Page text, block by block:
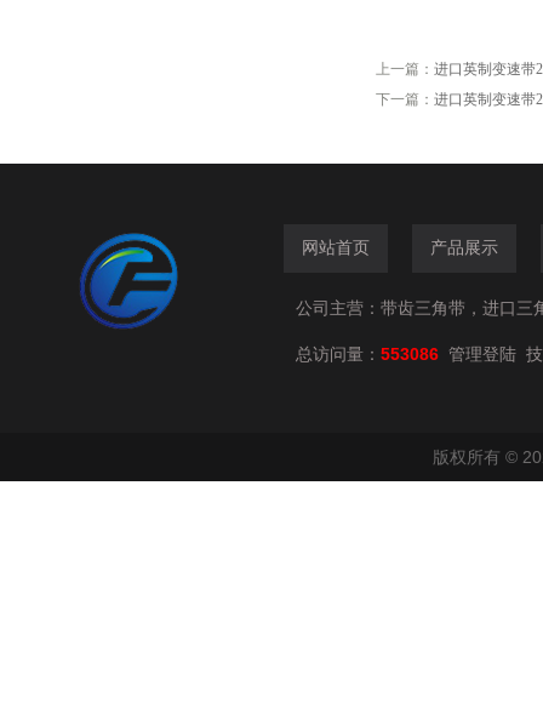
上一篇： 进口英制变速带
下一篇： 进口英制变速带
网站首页 产品展示
公司主营：带齿三角带，进口三
总访问量： 553086 管理登陆
版权所有 ©